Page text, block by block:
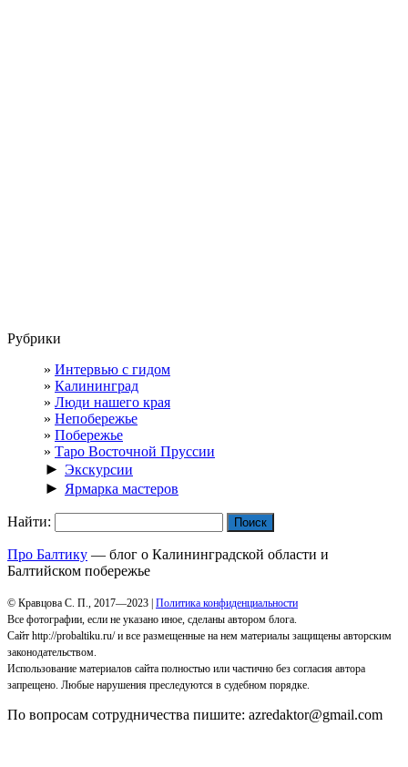
Рубрики
Интервью с гидом
Калининград
Люди нашего края
Непобережье
Побережье
Таро Восточной Пруссии
► Экскурсии
► Ярмарка мастеров
Найти:
Про Балтику — блог о Калининградской области и
Балтийском побережье
© Кравцова С. П., 2017—2023 | Политика конфиденциальности
Все фотографии, если не указано иное, сделаны автором блога.
Сайт http://probaltiku.ru/ и все размещенные на нем материалы защищены авторским
законодательством.
Использование материалов сайта полностью или частично без согласия автора
запрещено. Любые нарушения преследуются в судебном порядке.
По вопросам сотрудничества пишите: azredaktor@gmail.com